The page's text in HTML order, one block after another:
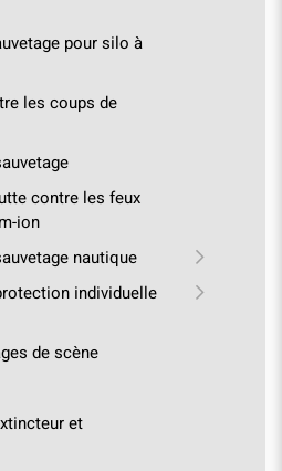
pour silo à
les coups de
contre les feux
ion
nautique
individuelle
de scène
et